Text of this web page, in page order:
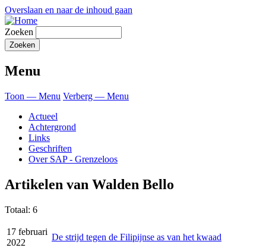
Overslaan en naar de inhoud gaan
Zoeken
Menu
Toon — Menu Verberg — Menu
Actueel
Achtergrond
Links
Geschriften
Over SAP - Grenzeloos
Artikelen van Walden Bello
Totaal: 6
17 februari
2022
De strijd tegen de Filipijnse as van het kwaad